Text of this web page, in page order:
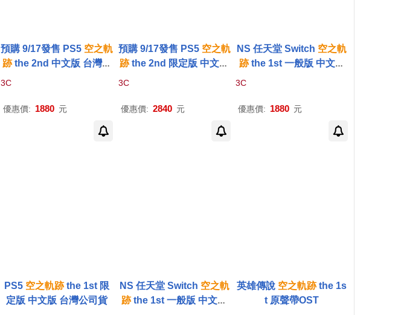
預購 9/17發售 PS5 空之軌
跡the 2nd 中文版 台灣公
3C
優惠價: 1880 元
預購 9/17發售 PS5 空之軌
跡the 2nd 限定版 中文版
3C
優惠價: 2840 元
NS 任天堂 Switch 空之軌
跡the 1st 一般版 中文版
3C
優惠價: 1880 元
PS5 空之軌跡the 1st 限
定版 中文版 台灣公司貨
NS 任天堂 Switch 空之軌
跡the 1st 一般版 中文版
英雄傳說 空之軌跡the 1s
t 原聲帶OST